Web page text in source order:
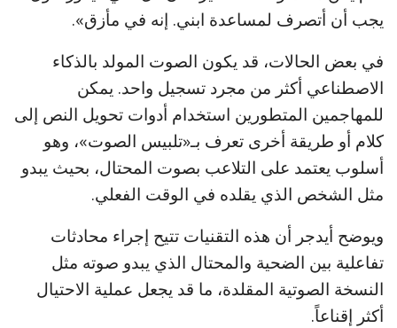
يجب أن أتصرف لمساعدة ابني. إنه في مأزق».
في بعض الحالات، قد يكون الصوت المولد بالذكاء
الاصطناعي أكثر من مجرد تسجيل واحد. يمكن
للمهاجمين المتطورين استخدام أدوات تحويل النص إلى
كلام أو طريقة أخرى تعرف بـ«تلبيس الصوت»، وهو
أسلوب يعتمد على التلاعب بصوت المحتال، بحيث يبدو
مثل الشخص الذي يقلده في الوقت الفعلي.
ويوضح أيدجر أن هذه التقنيات تتيح إجراء محادثات
تفاعلية بين الضحية والمحتال الذي يبدو صوته مثل
النسخة الصوتية المقلدة، ما قد يجعل عملية الاحتيال
أكثر إقناعاً.